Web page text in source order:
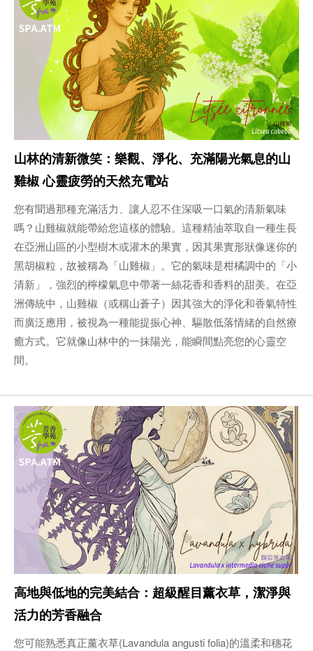
山林的清新微笑：樂觀、淨化、充滿陽光氣息的山
雞椒 心靈疲勞的天然充電站
您有聞過那種充滿活力、讓人忍不住深吸一口氣的清新氣味
嗎？山雞椒就能帶給您這樣的體驗。這種精油萃取自一種生長
在亞洲山區的小型樹木或灌木的果實，因其果實形狀像迷你的
黑胡椒粒，故被稱為「山雞椒」。它的氣味是柑橘調中的「小
清新」，強烈的檸檬氣息中帶著一絲花香和香料的甜美。在亞
洲傳統中，山雞椒（或稱山蒼子）因其強大的淨化和香氣特性
而廣泛應用，被視為一種能提振心神、驅散低落情緒的自然療
癒方式。它就像山林中的一抹陽光，能瞬間點亮您的心靈空
間。
高地與低地的完美結合：超級醒目薰衣草，潔淨與
活力的芳香融合
您可能熟悉真正薰衣草(Lavandula angusti folia)的溫柔和穗花